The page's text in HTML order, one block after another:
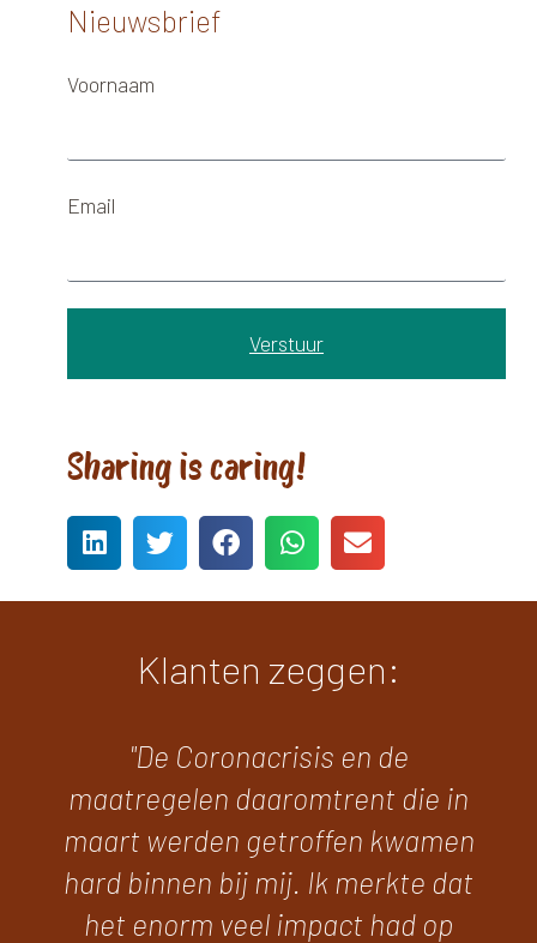
Nieuwsbrief
Voornaam
Email
Verstuur
Sharing is caring!
Klanten zeggen:
"De Coronacrisis en de
maatregelen daaromtrent die in
maart werden getroffen kwamen
hard binnen bij mij. Ik merkte dat
het enorm veel impact had op